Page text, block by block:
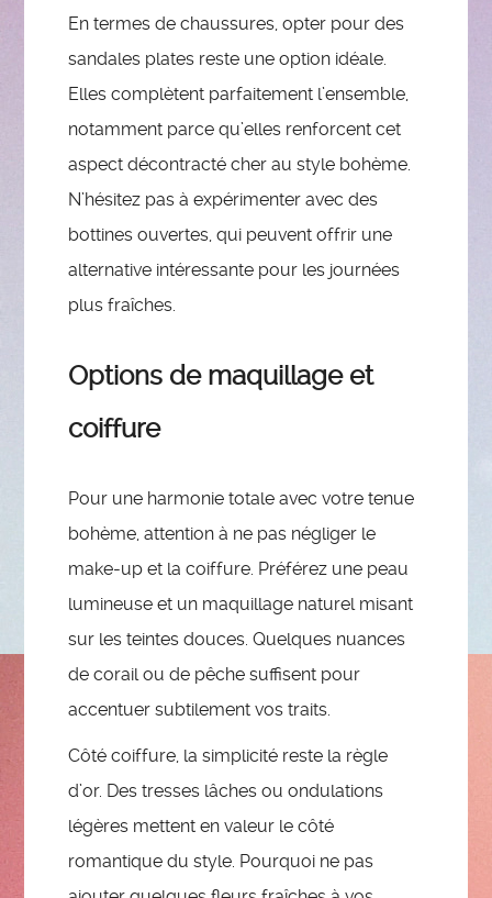
En termes de chaussures, opter pour des
sandales plates reste une option idéale.
Elles complètent parfaitement l’ensemble,
notamment parce qu’elles renforcent cet
aspect décontracté cher au style bohème.
N’hésitez pas à expérimenter avec des
bottines ouvertes, qui peuvent offrir une
alternative intéressante pour les journées
plus fraîches.
Options de maquillage et
coiffure
Pour une harmonie totale avec votre tenue
bohème, attention à ne pas négliger le
make-up et la coiffure. Préférez une peau
lumineuse et un maquillage naturel misant
sur les teintes douces. Quelques nuances
de corail ou de pêche suffisent pour
accentuer subtilement vos traits.
Côté coiffure, la simplicité reste la règle
d’or. Des tresses lâches ou ondulations
légères mettent en valeur le côté
romantique du style. Pourquoi ne pas